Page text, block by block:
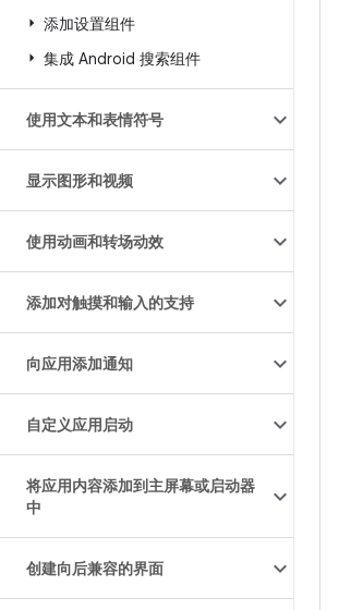
添加设置组件
集成 Android 搜索组件
使用文本和表情符号
显示图形和视频
使用动画和转场动效
添加对触摸和输入的支持
向应用添加通知
自定义应用启动
将应用内容添加到主屏幕或启动器
中
创建向后兼容的界面